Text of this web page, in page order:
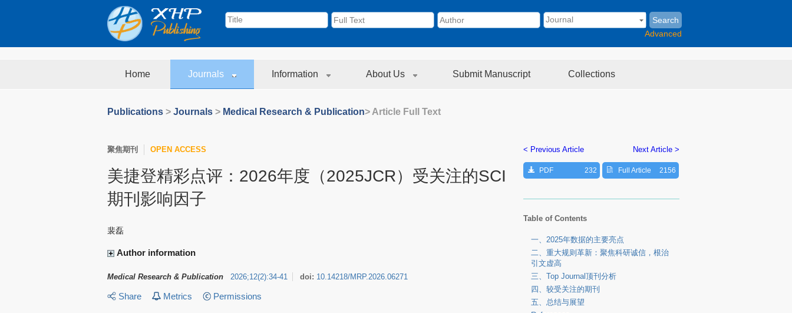
Search
Advanced
Home Journals Information About Us Submit Manuscript Collections
Publications > Journals > Medical Research & Publication> Article Full Text
聚焦期刊 OPEN ACCESS
美捷登精彩点评：2026年度（2025JCR）受关注的SCI
期刊影响因子
裴磊
Author information
Medical Research & Publication 2026;12(2):34-41 doi: 10.14218/MRP.2026.06271
Share Metrics Permissions
< Previous Article Next Article >
PDF 232 Full Article 2156
Table of Contents
一、2025年数据的主要亮点
二、重大规则革新：聚焦科研诚信，根治
引文虚高
三、Top Journal顶刊分析
四、较受关注的期刊
五、总结与展望